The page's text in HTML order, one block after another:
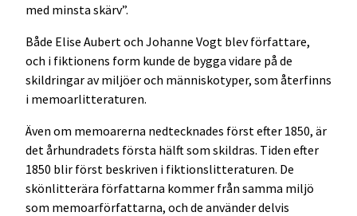
med minsta skärv”.
Både Elise Aubert och Johanne Vogt blev författare,
och i fiktionens form kunde de bygga vidare på de
skildringar av miljöer och människotyper, som återfinns
i memoarlitteraturen.
Även om memoarerna nedtecknades först efter 1850, är
det århundradets första hälft som skildras. Tiden efter
1850 blir först beskriven i fiktionslitteraturen. De
skönlitterära författarna kommer från samma miljö
som memoarförfattarna, och de använder delvis